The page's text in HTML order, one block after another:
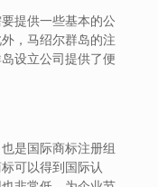
提供一些基本的公
，马绍尔群岛的注
设立公司提供了便
是国际商标注册组
可以得到国际认